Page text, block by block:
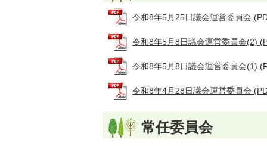
令和8年5月25日議会運営委員会
令和8年5月8日議会運営委員会(2)
令和8年5月8日議会運営委員会(1)
令和8年4月28日議会運営委員会
常任委員会